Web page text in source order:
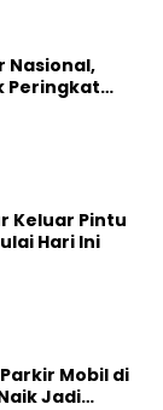
Nasional,
Peringkat
Keluar Pintu
Hari Ini
Mobil di
Jadi